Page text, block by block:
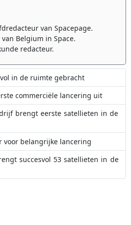
van Spacepage.
Belgium in Space.
redacteur.
in de ruimte gebracht
commerciële lancering uit
brengt eerste satellieten in de
voor belangrijke lancering
succesvol 53 satellieten in de
mislukt
Europese Proba-3 satellieten succesvol in